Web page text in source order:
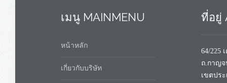
เมนู MAINMENU
หน้าหลัก
เกี่ยวกับบริษัท
ที่อยู่
64/225
ถ.กาญจ
เขตปร